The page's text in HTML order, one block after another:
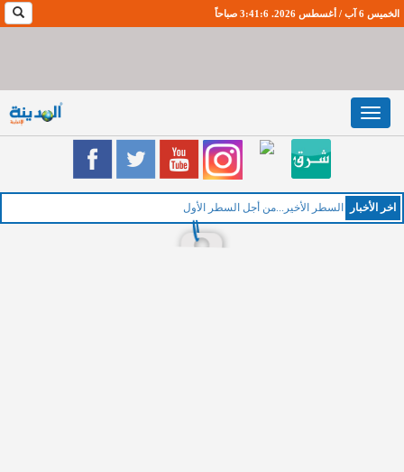
الخميس 6 آب / أغسطس 2026. 3:41:7 صباحاً
Toggle
navigation
اخر اﻷخبار السطر الأخير...من أجل السطر الأول